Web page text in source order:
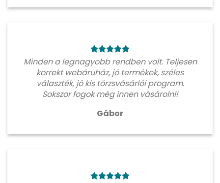
Minden a legnagyobb rendben volt. Teljesen
korrekt webáruház, jó termékek, széles
választék, jó kis törzsvásárlói program.
Sokszor fogok még innen vásárolni!
Gábor